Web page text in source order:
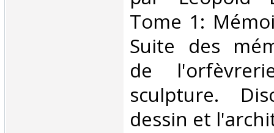
Tome 1:
Suite des
de
sculpture.
dessin et